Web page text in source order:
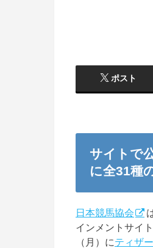
ポスト
サイトで
に全31種
日本競馬協会
インメントサイ
（月）にティザ